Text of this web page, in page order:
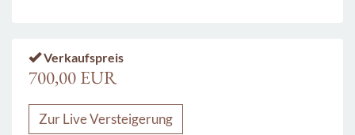
Verkaufspreis
700,00 EUR
Zur Live Versteigerung